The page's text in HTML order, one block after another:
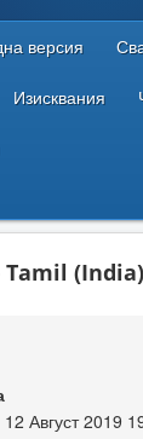
версия
Изисквания
Tamil
Август 2019